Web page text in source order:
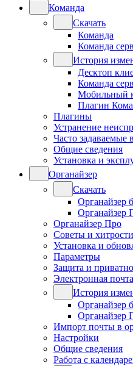
Команда
Скачать
Команда
Команда
История
Десктоп
Команда
Мобильный
Плагин
Плагины
Устранение
Часто задаваемые
Общие сведения
Установка и
Органайзер
Скачать
Органайзер
Органайзер
Органайзер Про
Советы и хитрости
Установка и
Параметры
Защита и
Электронная
История
Органайзер
Органайзер
Импорт почты в
Настройки
Общие сведения
Работа с